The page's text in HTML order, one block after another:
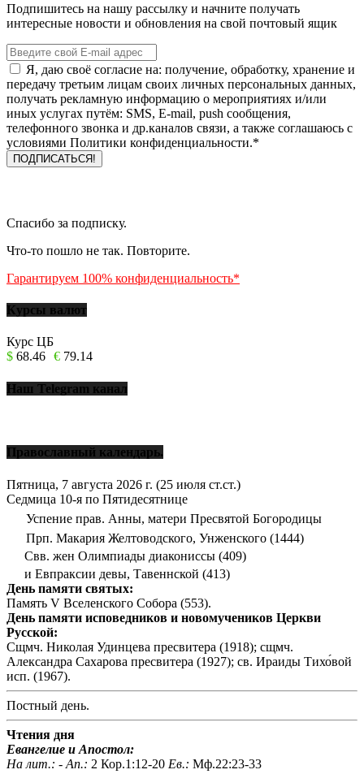
Подпишитесь на нашу рассылку и начните получать
интересные новости и обновления на свой почтовый ящик
Я, даю своё согласие на: получение, обработку, хранение и
передачу третьим лицам своих личных персональных данных,
получать рекламную информацию о мероприятиях и/или
иных услугах путём: SMS, E-mail, push сообщения,
телефонного звонка и др.каналов связи, а также соглашаюсь с
условиями Политики конфиденциальности.*
Спасибо за подписку.
Что-то пошло не так. Повторите.
Гарантируем 100% конфиденциальность*
Курсы валют
Курс ЦБ
$ 68.46 € 79.14
Наш Telegram канал
Православный календарь.
Пятница, 7 августа 2026 г. (25 июля ст.ст.)
Седмица 10-я по Пятидесятнице
Успение прав. Анны, матери Пресвятой Богородицы
Прп. Макария Желтоводского, Унженского (1444)
Свв. жен Олимпиады диакониссы (409)
и Евпраксии девы, Тавеннской (413)
День памяти святых:
Память V Вселенского Собора (553).
День памяти исповедников и новомучеников Церкви
Русской:
Сщмч. Николая Удинцева пресвитера (1918); сщмч.
Александра Сахарова пресвитера (1927); св. Ираиды Тихо́вой
исп. (1967).
Постный день.
Чтения дня
Евангелие и Апостол:
На лит.: - Ап.: 2 Кор.1:12-20 Ев.: Мф.22:23-33